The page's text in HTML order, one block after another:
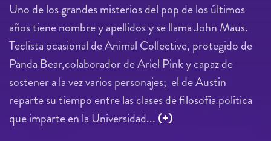
Uno de los grandes misterios del pop de los últimos
años tiene nombre y apellidos y se llama John Maus.
Teclista ocasional de Animal Collective, protegido de
Panda Bear,colaborador de Ariel Pink y capaz de
sostener a la vez varios personajes; el de Austin
reparte su tiempo entre las clases de filosofía política
que imparte en la Universidad... (+)